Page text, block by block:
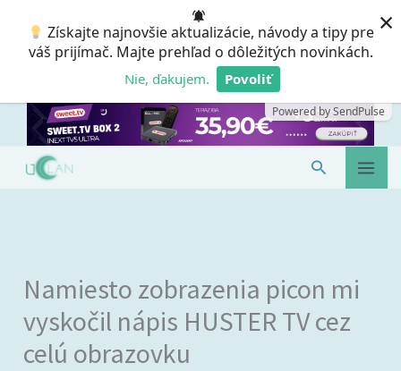
Získajte najnovšie aktualizácie, návody a tipy pre
váš prijímač. Majte prehľad o dôležitých novinkách.
Nie, ďakujem. Povoliť
Powered by SendPulse
×
Hľadať
Namiesto zobrazenia picon mi
vyskočil nápis HUSTER TV cez
celú obrazovku